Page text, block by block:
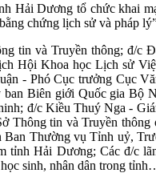
Hải Dương tổ chức khai
chứng lịch sử và pháp
tin và Truyền thông; đ/
Hội Khoa học Lịch sử
- Phó Cục trưởng Cục
Biên giới Quốc gia Bộ
đ/c Kiều Thuý Nga -
Thông tin và Truyền
Thường vụ Tỉnh uỷ,
tỉnh Hải Dương; Các đ/c
sinh, nhân dân trong